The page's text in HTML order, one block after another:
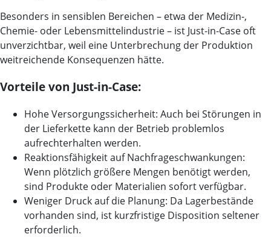
Besonders in sensiblen Bereichen – etwa der Medizin-,
Chemie- oder Lebensmittelindustrie – ist Just-in-Case oft
unverzichtbar, weil eine Unterbrechung der Produktion
weitreichende Konsequenzen hätte.
Vorteile von Just-in-Case:
Hohe Versorgungssicherheit: Auch bei Störungen in
der Lieferkette kann der Betrieb problemlos
aufrechterhalten werden.
Reaktionsfähigkeit auf Nachfrageschwankungen:
Wenn plötzlich größere Mengen benötigt werden,
sind Produkte oder Materialien sofort verfügbar.
Weniger Druck auf die Planung: Da Lagerbestände
vorhanden sind, ist kurzfristige Disposition seltener
erforderlich.